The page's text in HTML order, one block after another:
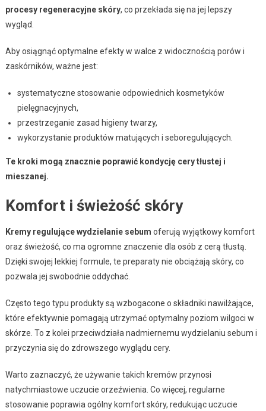
procesy regeneracyjne skóry, co przekłada się na jej lepszy
wygląd.
Aby osiągnąć optymalne efekty w walce z widocznością porów i
zaskórników, ważne jest:
systematyczne stosowanie odpowiednich kosmetyków
pielęgnacyjnych,
przestrzeganie zasad higieny twarzy,
wykorzystanie produktów matujących i seboregulujących.
Te kroki mogą znacznie poprawić kondycję cery tłustej i
mieszanej.
Komfort i świeżość skóry
Kremy regulujące wydzielanie sebum oferują wyjątkowy komfort
oraz świeżość, co ma ogromne znaczenie dla osób z cerą tłustą.
Dzięki swojej lekkiej formule, te preparaty nie obciążają skóry, co
pozwala jej swobodnie oddychać.
Często tego typu produkty są wzbogacone o składniki nawilżające,
które efektywnie pomagają utrzymać optymalny poziom wilgoci w
skórze. To z kolei przeciwdziała nadmiernemu wydzielaniu sebum i
przyczynia się do zdrowszego wyglądu cery.
Warto zaznaczyć, że używanie takich kremów przynosi
natychmiastowe uczucie orzeźwienia. Co więcej, regularne
stosowanie poprawia ogólny komfort skóry, redukując uczucie